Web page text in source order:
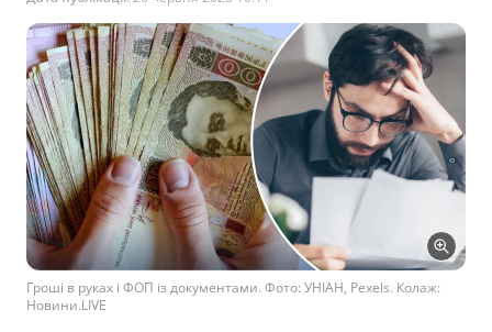
Гроші в руках і ФОП із документами. Фото: УНІАН, Pexels. Колаж:
Новини.LIVE